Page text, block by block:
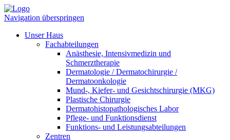
Navigation überspringen
Unser Haus
Fachabteilungen
Anästhesie, Intensivmedizin und
Schmerztherapie
Dermatologie / Dermatochirurgie /
Dermatoonkologie
Mund-, Kiefer- und Gesichtschirurgie (MKG)
Plastische Chirurgie
Dermatohistopathologisches Labor
Pflege- und Funktionsdienst
Funktions- und Leistungsabteilungen
Zentren